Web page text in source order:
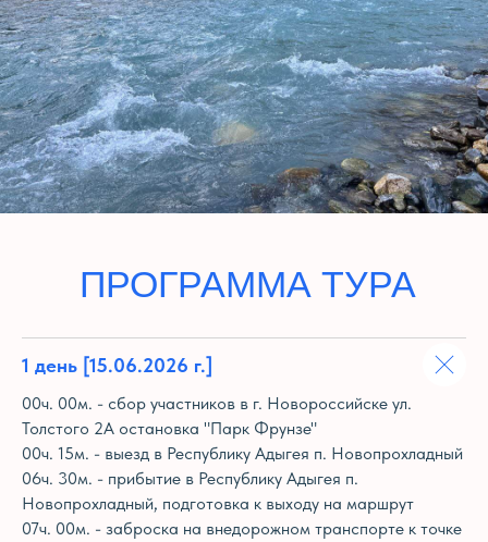
1 день [15.06.2026 г.]
00ч. 00м. - сбор участников в г. Новороссийске ул.
Толстого 2А остановка "Парк Фрунзе"
00ч. 15м. - выезд в Республику Адыгея п. Новопрохладный
06ч. 30м. - прибытие в Республику Адыгея п.
Новопрохладный, подготовка к выходу на маршрут
07ч. 00м. - заброска на внедорожном транспорте к точке